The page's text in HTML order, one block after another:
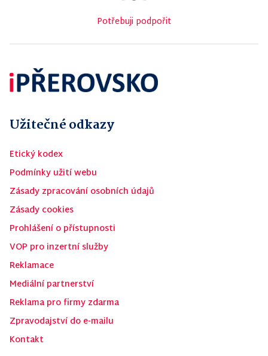
Potřebuji podpořit
Užitečné odkazy
Etický kodex
Podmínky užití webu
Zásady zpracování osobních údajů
Zásady cookies
Prohlášení o přístupnosti
VOP pro inzertní služby
Reklamace
Mediální partnerství
Reklama pro firmy zdarma
Zpravodajství do e-mailu
Kontakt